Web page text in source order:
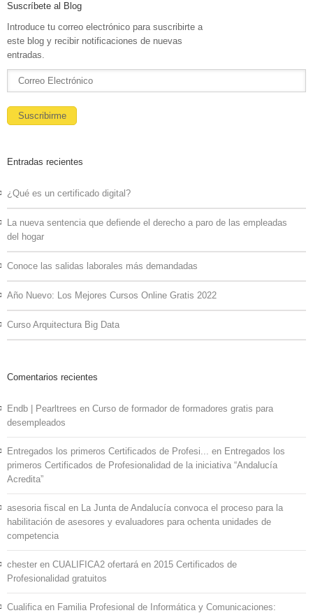
Suscríbete al Blog
Introduce tu correo electrónico para suscribirte a
este blog y recibir notificaciones de nuevas
entradas.
Entradas recientes
¿Qué es un certificado digital?
La nueva sentencia que defiende el derecho a paro de las empleadas
del hogar
Conoce las salidas laborales más demandadas
Año Nuevo: Los Mejores Cursos Online Gratis 2022
Curso Arquitectura Big Data
Comentarios recientes
Endb | Pearltrees en Curso de formador de formadores gratis para
desempleados
Entregados los primeros Certificados de Profesi... en Entregados los
primeros Certificados de Profesionalidad de la iniciativa “Andalucía
Acredita”
asesoria fiscal en La Junta de Andalucía convoca el proceso para la
habilitación de asesores y evaluadores para ochenta unidades de
competencia
chester en CUALIFICA2 ofertará en 2015 Certificados de
Profesionalidad gratuitos
Cualifica en Familia Profesional de Informática y Comunicaciones: